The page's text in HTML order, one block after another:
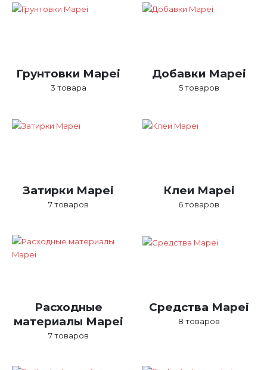
Грунтовки Mapei
3 товара
Добавки Mapei
5товаров
Затирки Mapei
7товаров
Клеи Mapei
6товаров
Расходные
материалы Mapei
7товаров
Средства Mapei
8 товаров